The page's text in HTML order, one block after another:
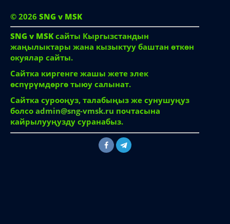
© 2026 SNG v MSK
SNG v MSK сайты Кыргызстандын
жаңылыктары жана кызыктуу баштан өткөн
окуялар сайты.
Сайтка киргенге жашы жете элек
өспүрүмдөргө тыюу салынат.
Сайтка сурооңуз, талабыңыз же сунушуңуз
болсо admin@sng-vmsk.ru почтасына
кайрылууңузду суранабыз.